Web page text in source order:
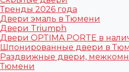
Тренды 2026 года
Двери эмаль в Тюмени
Двери Triumph
Двери OPTIMA PORTE в
Шпонированные двери в
Раздвижные двери,
Тюмени